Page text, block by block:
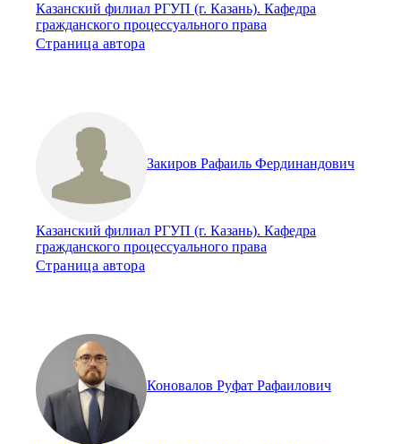
Казанский филиал РГУП (г. Казань). Кафедра
гражданского процессуального права
Страница автора
Закиров Рафаиль Фердинандович
Казанский филиал РГУП (г. Казань). Кафедра
гражданского процессуального права
Страница автора
Коновалов Руфат Рафаилович